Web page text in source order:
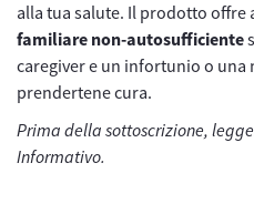
alla tua salute. Il prodotto offre
familiare non-autosufficiente
caregiver e un infortunio o
prendertene cura.
Prima della sottoscrizione,
Informativo.